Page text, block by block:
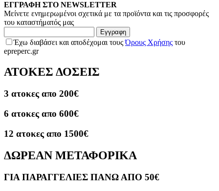
ΕΓΓΡΑΦΗ ΣΤΟ NEWSLETTER
Μείνετε ενημερωμένοι σχετικά με τα προϊόντα και τις προσφορές
του καταστήματός μας
Εγγραφη
Έχω διαβάσει και αποδέχομαι τουςΌρους Χρήσης του
epreperc.gr
ΑΤΟΚΕΣ ΔΟΣΕΙΣ
3 ατοκες απο 200€
6 ατοκες απο 600€
12 ατοκες απο 1500€
ΔΩΡΕΑΝ ΜΕΤΑΦΟΡΙΚΑ
ΓΙΑ ΠΑΡΑΓΓΕΛΙΕΣ ΠΑΝΩ ΑΠΟ 50€